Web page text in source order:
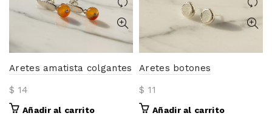
Aretes amatista colgantes
$ 14
Añadir al carrito
Aretes botones
$ 11
Añadir al carrito